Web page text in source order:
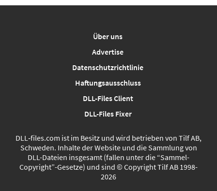
Über uns
Advertise
Datenschutzrichtlinie
Haftungsausschluss
DLL-Files Client
DLL-Files Fixer
DLL‑files.com ist im Besitz und wird betrieben von Tilf AB,
Schweden. Inhalte der Website und die Sammlung von
DLL-Dateien insgesamt (fallen unter die “Sammel-
Copyright”-Gesetze) und sind © Copyright Tilf AB 1998-
2026